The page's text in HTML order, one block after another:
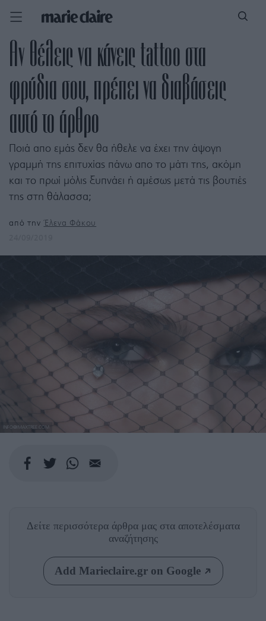
Αν θέλεις να κάνεις tattoo στα
φρύδια σου, πρέπει να διαβάσεις
αυτό το άρθρο
Ποιά απο εμάς δεν θα ήθελε να έχει την άψογη
γραμμή της επιτυχίας πάνω απο το μάτι της, ακόμη
και το πρωί μόλις ξυπνάει ή αμέσως μετά τις βουτιές
της στη θάλασσα;
από τηνΈλενα Φάκου
INFO@IMAXTREE.COM
Δείτε περισσότερα άρθρα μας στα αποτελέσματα
αναζήτησης
Add Marieclaire.gr on Google